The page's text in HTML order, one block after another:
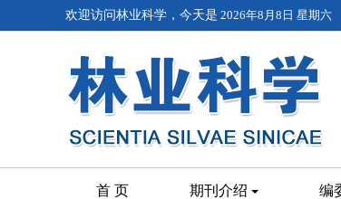
欢迎访问林业科学，今天是 2026年8月8日 星期六
首 页 期刊介绍 编